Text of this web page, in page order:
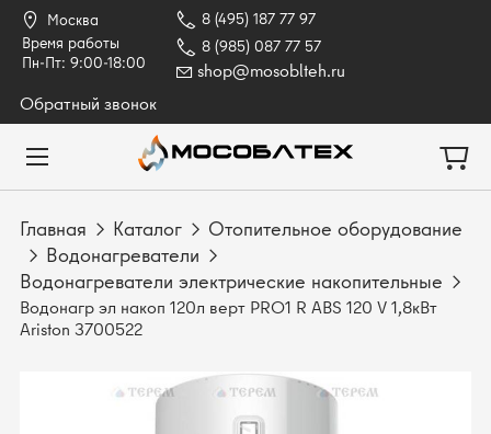
Москва
8 (495) 187 77 97
8 (985) 087 77 57
shop@mosoblteh.ru
Время работы
Пн-Пт: 9:00-18:00
Обратный звонок
Главная Каталог
Отопительное оборудование
Водонагреватели
Водонагреватели электрические накопительные
Водонагр эл накоп 120л верт PRO1 R ABS 120 V 1,8кВт
Ariston 3700522